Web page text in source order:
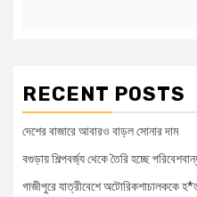
RECENT POSTS
দেশের বাজারে আবারও বাড়ল সোনার দাম
বগুড়ায় শিল্পবর্জ্য থেকে তৈরি হচ্ছে
গাজীপুরে যাত্রীবেশে অটোরিকশাচালককে